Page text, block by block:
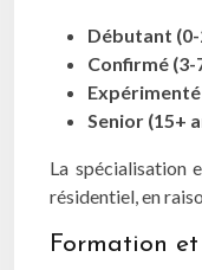
Débutant (0-
Confirmé (3-
Expérimenté
Senior (15+
La spécialisation
résidentiel, en
Formation